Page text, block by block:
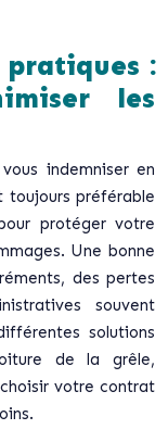
pratiques :
les
indemniser en
toujours préférable
protéger votre
Une bonne
des pertes
souvent
solutions
de la grêle,
votre contrat